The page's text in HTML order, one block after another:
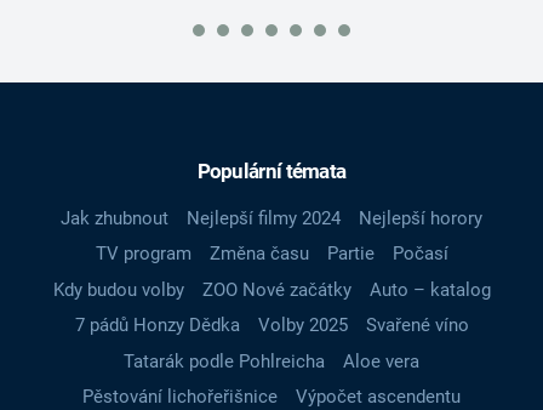
Populární témata
Jak zhubnout Nejlepší filmy 2024
Nejlepší horory
TV program
Změna času Partie
Počasí
Kdy budou volby
ZOO Nové začátky
Auto – katalog
7 pádů Honzy Dědka
Volby 2025
Svařené víno
Tatarák podle Pohlreicha
Aloe vera
Pěstování lichořeřišnice
Výpočet ascendentu